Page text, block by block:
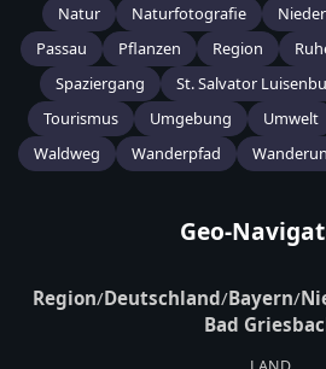
Natur
Naturfotografie
Passau
Pflanzen Region
Spaziergang
St. Salvator
Tourismus
Umgebung Umwelt
Waldweg
Wanderpfad
Geo-
Region/Deutschland/Bayern/
Bad